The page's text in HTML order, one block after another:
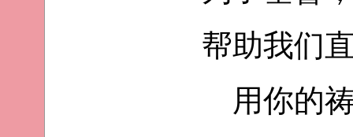
帮助我们
用你的